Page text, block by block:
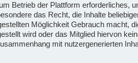
Betrieb der Plattform erforderliches,
das Recht, die Inhalte
Möglichkeit Gebrauch macht,
wird oder das Mitglied hiervon
mit nutzergenerierten